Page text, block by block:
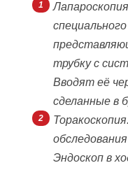
трубку с
Вводят её
сделанные в
Эндоскоп в